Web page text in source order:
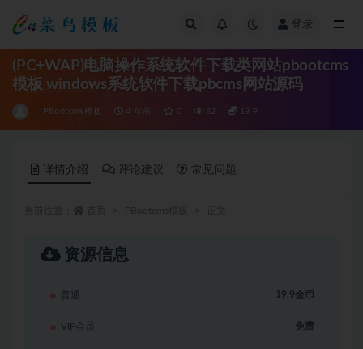
登录
(PC+WAP)电脑操作系统软件下载类网站pbootcms
模板 windows系统软件下载pbcms网站源码
PBootcms模板 4 年前 0 52 19.9
详情介绍 评论建议 常见问题
资源信息
普通 19.9金币
VIP会员 免费